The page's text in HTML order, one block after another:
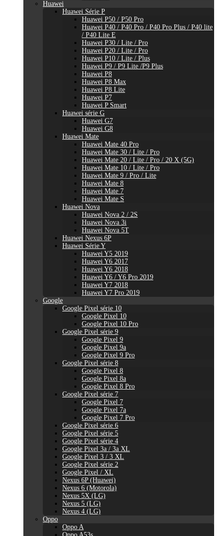
Huawei
Huawei Série P
Huawei P50 / P50 Pro
Huawei P40 / P40 Pro / P40 Pro Plus / P40 lite
/ P40 Lite E
Huawei P30 / Lite / Pro
Huawei P20 / Lite / Pro
Huawei P10 / Lite / Plus
Huawei P9 / P9 Lite /P9 Plus
Huawei P8
Huawei P8 Max
Huawei P8 Lite
Huawei P7
Huawei P Smart
Huawei série G
Huawei G7
Huawei G8
Huawei Mate
Huawei Mate 40 Pro
Huawei Mate 30 / Lite / Pro
Huawei Mate 20 / Lite / Pro / 20 X (5G)
Huawei Mate 10 / Lite / Pro
Huawei Mate 9 / Pro / Lite
Huawei Mate 8
Huawei Mate 7
Huawei Mate S
Huawei Nova
Huawei Nova 2 / 2S
Huawei Nova 3i
Huawei Nova 5T
Huawei Nexus 6P
Huawei Série Y
Huawei Y5 2019
Huawei Y6 2017
Huawei Y6 2018
Huawei Y6 / Y6 Pro 2019
Huawei Y7 2018
Huawei Y7 Pro 2019
Google
Google Pixel série 10
Google Pixel 10
Google Pixel 10 Pro
Google Pixel série 9
Google Pixel 9
Google Pixel 9a
Google Pixel 9 Pro
Google Pixel série 8
Google Pixel 8
Google Pixel 8a
Google Pixel 8 Pro
Google Pixel série 7
Google Pixel 7
Google Pixel 7a
Google Pixel 7 Pro
Google Pixel série 6
Google Pixel série 5
Google Pixel série 4
Google Pixel 3a / 3a XL
Google Pixel 3 / 3 XL
Google Pixel série 2
Google Pixel / XL
Nexus 6P (Huawei)
Nexus 6 (Motorola)
Nexus 5X (LG)
Nexus 5 (LG)
Nexus 4 (LG)
Oppo
Oppo A